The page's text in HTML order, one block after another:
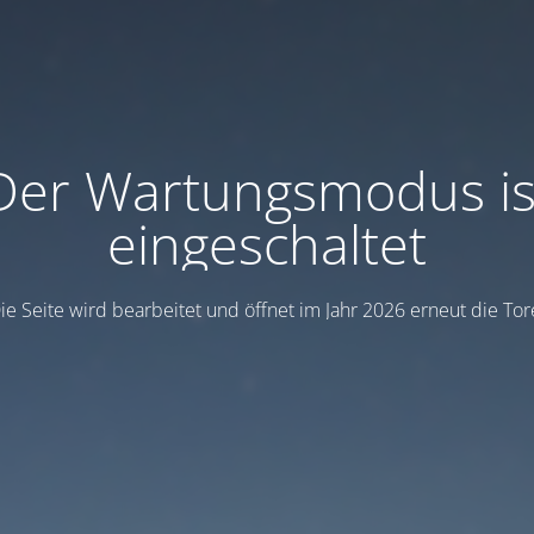
Wartungsmodus
eingeschaltet
Seite wird bearbeitet und öffnet im Jahr 2026 erneut die